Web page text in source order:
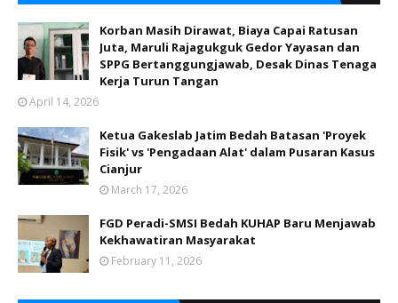
Korban Masih Dirawat, Biaya Capai Ratusan
Juta, Maruli Rajagukguk Gedor Yayasan dan
SPPG Bertanggungjawab, Desak Dinas Tenaga
Kerja Turun Tangan
April 14, 2026
Ketua Gakeslab Jatim Bedah Batasan 'Proyek
Fisik' vs 'Pengadaan Alat' dalam Pusaran Kasus
Cianjur
March 17, 2026
FGD Peradi-SMSI Bedah KUHAP Baru Menjawab
Kekhawatiran Masyarakat
February 11, 2026